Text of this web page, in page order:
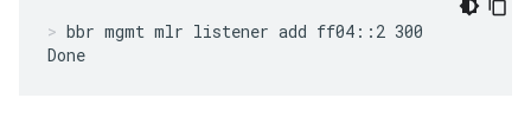
bbr mgmt mlr listener add ff04::2 300
Done